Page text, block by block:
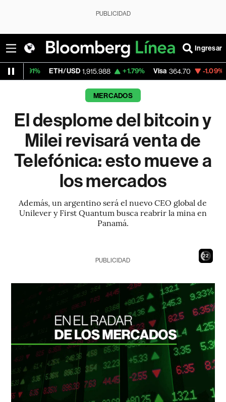
PUBLICIDAD
Ingresar
ETH/USD 1,915.988 +1.79% Visa 364.70 -1.09%
MERCADOS
El desplome del bitcoin y
Milei revisará venta de
Telefónica: esto mueve a
los mercados
Además, un argentino será el nuevo CEO global de
Unilever y First Quantum busca reabrir la mina en
Panamá.
21
PUBLICIDAD